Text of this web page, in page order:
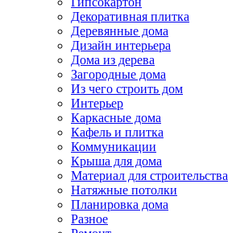
Декоративная плитка
Деревянные дома
Дизайн интерьера
Дома из дерева
Загородные дома
Из чего строить дом
Интерьер
Каркасные дома
Кафель и плитка
Коммуникации
Крыша для дома
Материал для строительства
Натяжные потолки
Планировка дома
Разное